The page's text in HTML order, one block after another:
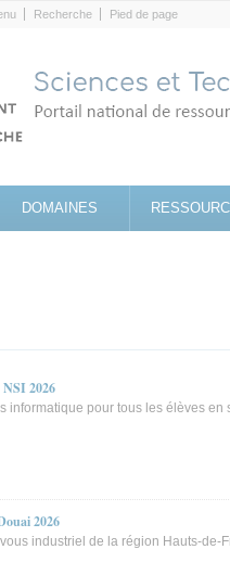
Recherche Pied de page
DOMAINES
NSI 2026
informatique pour tous les élèves
2026
industriel de la région Hauts-de-